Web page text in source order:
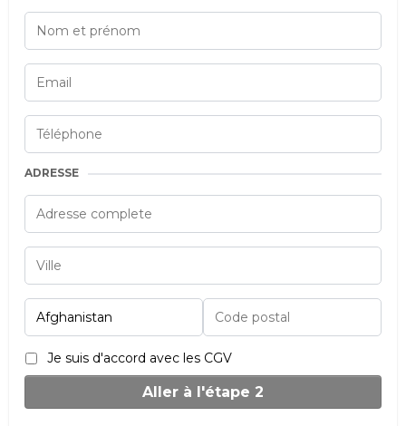
ADRESSE
Je suis d'accord avec les CGV
Aller à l'étape 2